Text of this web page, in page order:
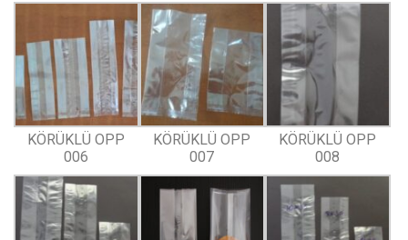
KÖRÜKLÜ OPP
006
KÖRÜKLÜ OPP
007
KÖRÜKLÜ OPP
008